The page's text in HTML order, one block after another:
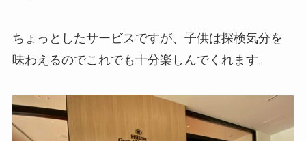
ちょっとしたサービスですが、子供は探検気分を
味わえるのでこれでも十分楽しんでくれます。